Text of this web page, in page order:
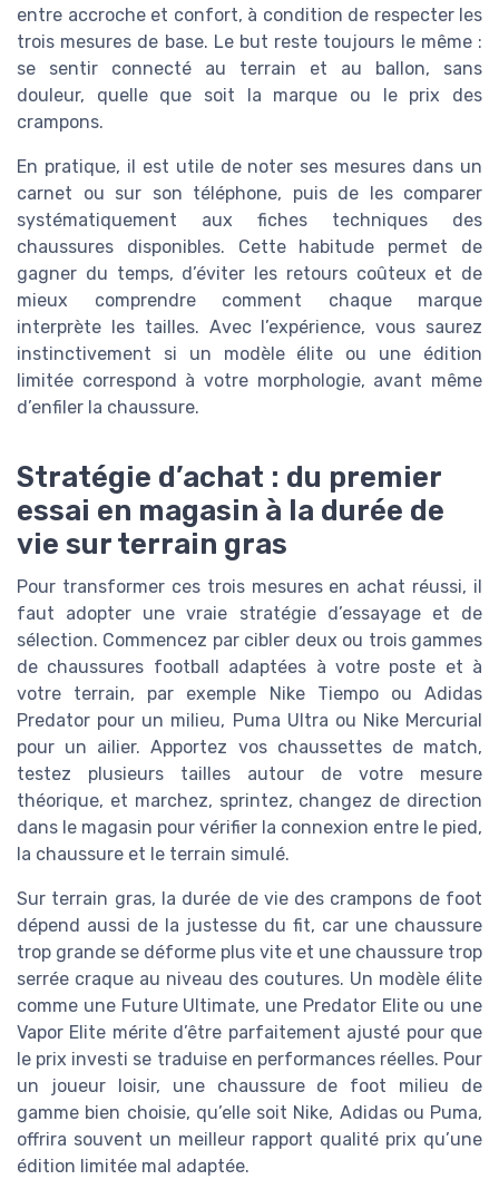
entre accroche et confort, à condition de respecter les
trois mesures de base. Le but reste toujours le même :
se sentir connecté au terrain et au ballon, sans
douleur, quelle que soit la marque ou le prix des
crampons.
En pratique, il est utile de noter ses mesures dans un
carnet ou sur son téléphone, puis de les comparer
systématiquement aux fiches techniques des
chaussures disponibles. Cette habitude permet de
gagner du temps, d’éviter les retours coûteux et de
mieux comprendre comment chaque marque
interprète les tailles. Avec l’expérience, vous saurez
instinctivement si un modèle élite ou une édition
limitée correspond à votre morphologie, avant même
d’enfiler la chaussure.
Stratégie d’achat : du premier
essai en magasin à la durée de
vie sur terrain gras
Pour transformer ces trois mesures en achat réussi, il
faut adopter une vraie stratégie d’essayage et de
sélection. Commencez par cibler deux ou trois gammes
de chaussures football adaptées à votre poste et à
votre terrain, par exemple Nike Tiempo ou Adidas
Predator pour un milieu, Puma Ultra ou Nike Mercurial
pour un ailier. Apportez vos chaussettes de match,
testez plusieurs tailles autour de votre mesure
théorique, et marchez, sprintez, changez de direction
dans le magasin pour vérifier la connexion entre le pied,
la chaussure et le terrain simulé.
Sur terrain gras, la durée de vie des crampons de foot
dépend aussi de la justesse du fit, car une chaussure
trop grande se déforme plus vite et une chaussure trop
serrée craque au niveau des coutures. Un modèle élite
comme une Future Ultimate, une Predator Elite ou une
Vapor Elite mérite d’être parfaitement ajusté pour que
le prix investi se traduise en performances réelles. Pour
un joueur loisir, une chaussure de foot milieu de
gamme bien choisie, qu’elle soit Nike, Adidas ou Puma,
offrira souvent un meilleur rapport qualité prix qu’une
édition limitée mal adaptée.